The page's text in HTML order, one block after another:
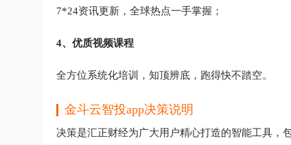
7*24资讯更新，全球热点一手掌握；
4、优质视频课程
全方位系统化培训，知顶辨底，跑得快不踏空。
金斗云智投app决策说明
决策是汇正财经为广大用户精心打造的智能工具，